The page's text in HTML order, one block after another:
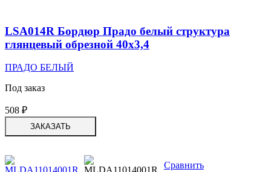
LSA014R Бордюр Прадо белый структура
глянцевый обрезной 40х3,4
ПРАДО БЕЛЫЙ
Под заказ
508 ₽
ЗАКАЗАТЬ
Сравнить